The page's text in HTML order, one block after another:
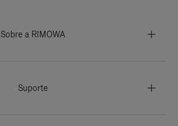
Sobre a RIMOWA
Suporte